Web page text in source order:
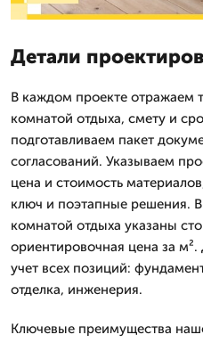
Детали
В каждом проекте отражаем
комнатой отдыха, смету и
подготавливаем пакет
согласований. Указываем
цена и стоимость
ключ и поэтапные решения.
комнатой отдыха указаны
ориентировочная цена за
учет всех позиций:
отделка, инженерия.
Ключевые преимущества